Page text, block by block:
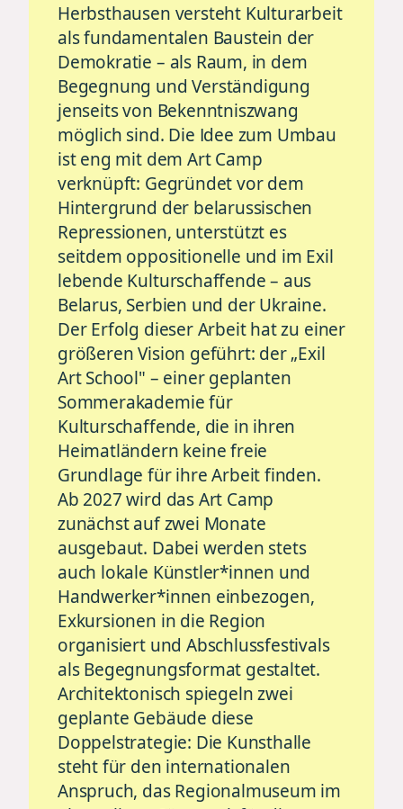
Herbsthausen versteht Kulturarbeit
als fundamentalen Baustein der
Demokratie – als Raum, in dem
Begegnung und Verständigung
jenseits von Bekenntniszwang
möglich sind. Die Idee zum Umbau
ist eng mit dem Art Camp
verknüpft: Gegründet vor dem
Hintergrund der belarussischen
Repressionen, unterstützt es
seitdem oppositionelle und im Exil
lebende Kulturschaffende – aus
Belarus, Serbien und der Ukraine.
Der Erfolg dieser Arbeit hat zu einer
größeren Vision geführt: der „Exil
Art School" – einer geplanten
Sommerakademie für
Kulturschaffende, die in ihren
Heimatländern keine freie
Grundlage für ihre Arbeit finden.
Ab 2027 wird das Art Camp
zunächst auf zwei Monate
ausgebaut. Dabei werden stets
auch lokale Künstler*innen und
Handwerker*innen einbezogen,
Exkursionen in die Region
organisiert und Abschlussfestivals
als Begegnungsformat gestaltet.
Architektonisch spiegeln zwei
geplante Gebäude diese
Doppelstrategie: Die Kunsthalle
steht für den internationalen
Anspruch, das Regionalmuseum im